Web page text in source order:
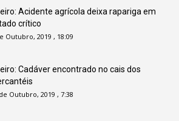
Acidente agrícola deixa rapariga em
crítico
Outubro, 2019 , 18:09
Cadáver encontrado no cais dos
Outubro, 2019 , 7:38